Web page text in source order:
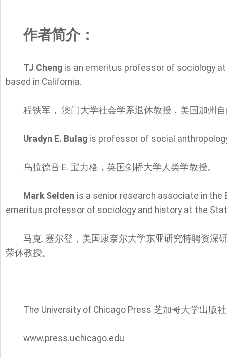
作者简介：
TJ Cheng is an emeritus professor of sociology
based in California.
程铁军 ， 澳门大学社会学系退休教授，美国加州
Uradyn E. Bulag is professor of social
乌拉德音 E. 宝力格 ，英国剑桥大学人类学教授。
Mark Selden is a senior research associate in the
emeritus professor of sociology and history at the
马克. 塞尔登 ，美国康奈尔大学东亚研究特聘资深
荣休教授。
The University of Chicago Press 芝加哥大学出版社
www.press.uchicago.edu